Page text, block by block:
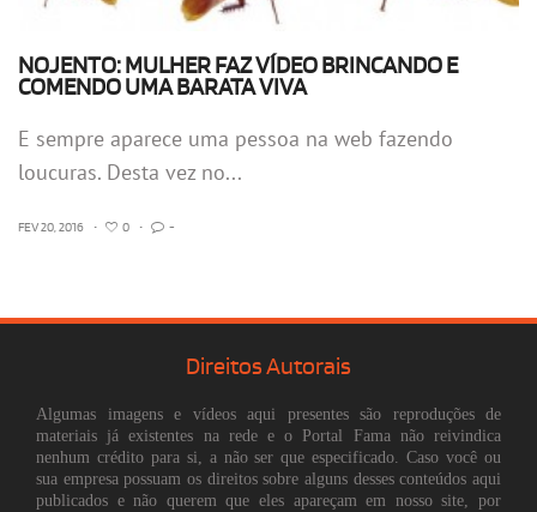
NOJENTO: MULHER FAZ VÍDEO BRINCANDO E
COMENDO UMA BARATA VIVA
E sempre aparece uma pessoa na web fazendo
loucuras. Desta vez no...
FEV 20, 2016 • 0 • -
Direitos Autorais
Algumas imagens e vídeos aqui presentes são reproduções de
materiais já existentes na rede e o Portal Fama não reivindica
nenhum crédito para si, a não ser que especificado. Caso você ou
sua empresa possuam os direitos sobre alguns desses conteúdos aqui
publicados e não querem que eles apareçam em nosso site, por